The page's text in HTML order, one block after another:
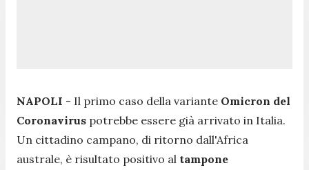
NAPOLI - Il primo caso della variante Omicron del
Coronavirus potrebbe essere già arrivato in Italia.
Un cittadino campano, di ritorno dall'Africa
australe, è risultato positivo al tampone